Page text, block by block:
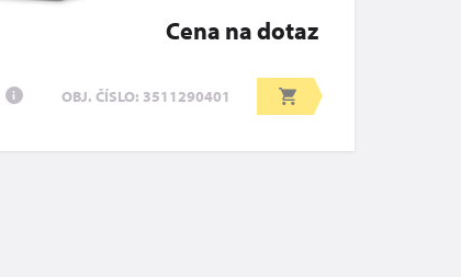
Cena na dotaz
i OBJ. ČÍSLO: 3511290401